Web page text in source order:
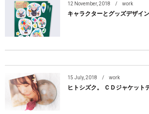
12 November, 2018 work
キャラクターとグッズデザイ
15 July, 2018 work
ヒトシズク。 ＣＤジャケット